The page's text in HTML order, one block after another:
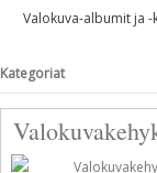
Valokuva-albumit ja
Kategoriat